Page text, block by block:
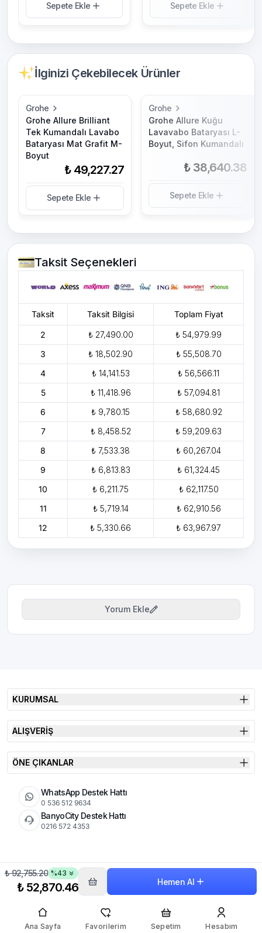
Ana Sayfa Favorilerim Sepetim Hesabım
₺ 92,755.20 %43
₺ 52,870.46 Hemen Al
Sepete Ekle Sepete Ekle
İlginizi Çekebilecek Ürünler
Grohe
Grohe Allure Brilliant
Tek Kumandalı Lavabo
Bataryası Mat Grafit M-
Boyut
₺ 49,227.27
Sepete Ekle
Grohe
Grohe Allure Kuğu
Lavavabo Bataryası L-
Boyut, Sifon Kumandalı
₺ 38,640.38
Sepete Ekle
Taksit Seçenekleri
Taksit Taksit Bilgisi Toplam Fiyat
2 ₺ 27,490.00
₺ 54,979.99
3
₺ 18,502.90
₺ 55,508.70
4
₺ 14,141.53
₺ 56,566.11
5
₺ 11,418.96
₺ 57,094.81
6
₺ 9,780.15
₺ 58,680.92
7
₺ 8,458.52
₺ 59,209.63
8
₺ 7,533.38
₺ 60,267.04
9
₺ 6,813.83
₺ 61,324.45
10
₺ 6,211.75
₺ 62,117.50
11
₺ 5,719.14
₺ 62,910.56
12
₺ 5,330.66 ₺ 63,967.97
Yorum Ekle
KURUMSAL
ALIŞVERİŞ
ÖNE ÇIKANLAR
WhatsApp Destek Hattı
0 536 512 9634
BanyoCity Destek Hattı
0216 572 4353
© 2026 Şimşek Banyo & Seramik | Tüm Hakları Saklıdır
KVKK Çerez Politikası